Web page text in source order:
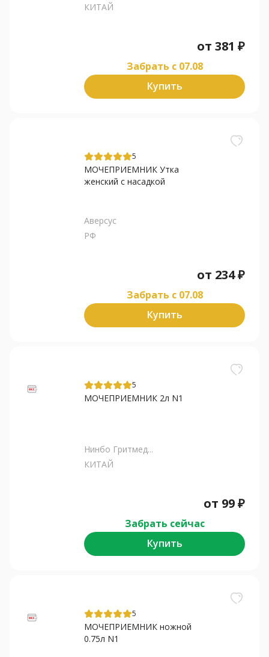
КИТАЙ
от 381 ₽
Забрать c 07.08
Купить
5
МОЧЕПРИЕМНИК Утка
женский с насадкой
Аверсус
РФ
от 234₽
Забрать c 07.08
Купить
5
МОЧЕПРИЕМНИК 2л N1
Нинбо Гритмед...
КИТАЙ
от 99₽
Забрать сейчас
Купить
5
МОЧЕПРИЕМНИК ножной
0.75л N1